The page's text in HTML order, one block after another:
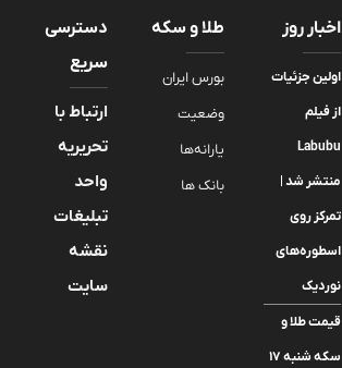
اخبار روز
اولین جزئیات
از فیلم
Labubu
منتشر شد |
تمرکز روی
اسطوره‌های
نوردیک
قیمت طلا و
سکه شنبه ۱۷
طلا و سکه
بورس ایران
وضعیت
یارانه‌ها
بانک ها
دسترسی
سریع
ارتباط با
تحریریه
واحد
تبلیغات
نقشه
سایت